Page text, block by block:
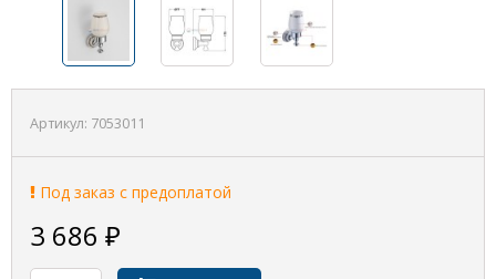
Артикул: 7053011
Под заказ с предоплатой
3 686 ₽